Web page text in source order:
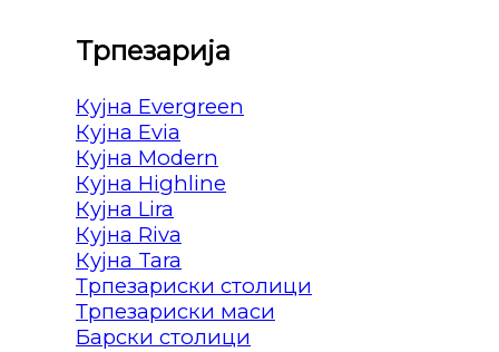
Трпезарија
Кујна Evergreen
Кујна Evia
Кујна Modern
Кујна Highline
Кујна Lira
Кујна Riva
Кујна Tara
Трпезариски столици
Трпезариски маси
Барски столици